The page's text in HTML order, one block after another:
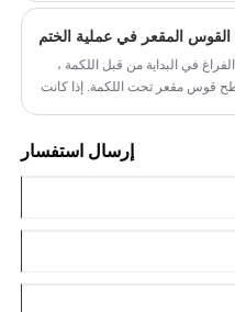
المقعر في عملية الختم
في البداية من قبل اللكمة ،
قوس مقعر تحت اللكمة. إذا كانت
تأخير صدع القص ، ولا يتم القضاء
إرسال استفسار